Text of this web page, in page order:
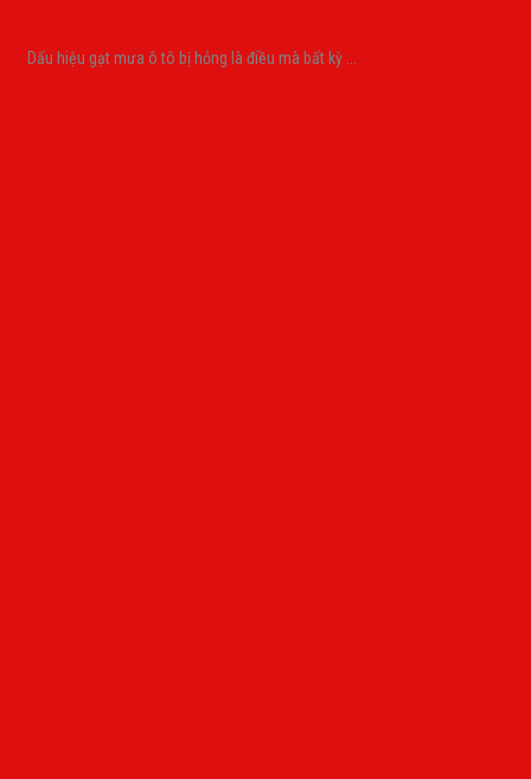
Dấu hiệu gạt mưa ô tô bị hỏng là điều mà bất kỳ ...